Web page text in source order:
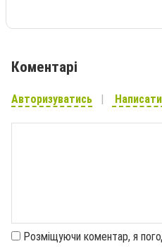
Коментарі
Авторизуватись
Розміщуючи коментар, я